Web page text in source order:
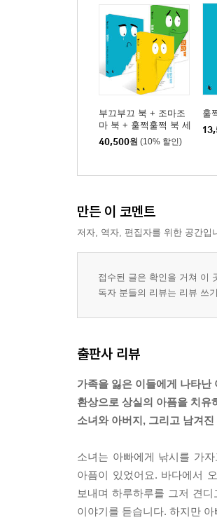
부끄부끄 북 + 조마조
마 북 + 훌쩍훌쩍 북 세
트
40,500원 (10% 할인)
훌
만든 이 코멘트
저자, 역자, 편집자를 위한 공간
접수된 글은 확인을 거쳐 이
독자 분들의 리뷰는 리뷰 쓰
출판사 리뷰
가족을 잃은 이들에게 나타난
환상으로 상실의 아픔을 치유
소녀와 아버지, 그리고 남겨진
소녀는 아빠에게 낚시를 가
아픔이 있었어요. 바다에서
보내며 하루하루를 그저 견
이야기를 듣습니다. 하지만